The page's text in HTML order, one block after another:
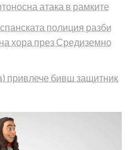
атака в рамките
полиция разби
хора през Средиземно
привлече бивш защитник